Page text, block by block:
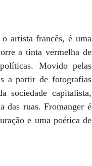
artista francês, é uma
a tinta vermelha de
Movido pelas
a partir de fotografias
sociedade capitalista,
das ruas. Fromanger é
e uma poética de